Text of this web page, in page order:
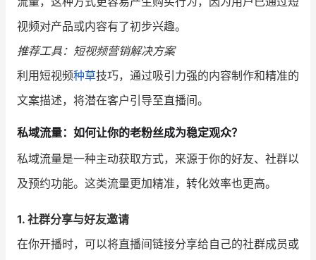
视频对产品或内容有了初步兴趣。
推荐工具：短视频营销解决方案
利用短视频种草技巧，通过吸引力强的内容制作和精准的
文案描述，将潜在客户引导至直播间。
私域流量：如何让你的老粉丝成为稳定观众？
私域流量是一种主动获取方式，来源于你的好友、社群以
及预约功能。这类流量更加精准，转化效率也更高。
1. 社群分享与好友邀请
在你开播时，可以将直播间链接分享给自己的社群成员或